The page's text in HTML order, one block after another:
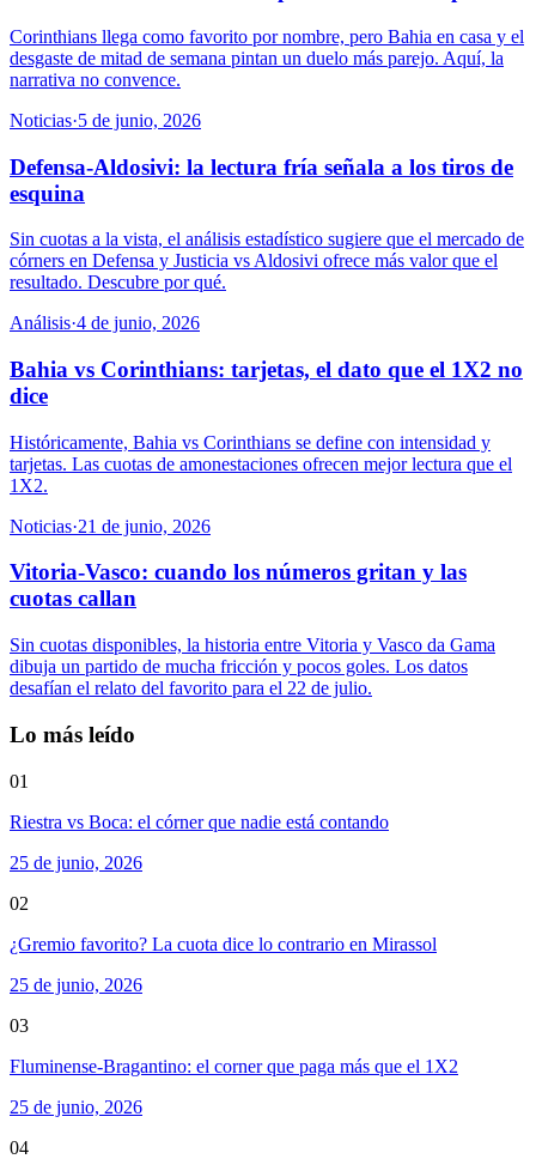
Corinthians llega como favorito por nombre, pero Bahia en casa y el
desgaste de mitad de semana pintan un duelo más parejo. Aquí, la
narrativa no convence.
Noticias·5 de junio, 2026
Defensa-Aldosivi: la lectura fría señala a los tiros de
esquina
Sin cuotas a la vista, el análisis estadístico sugiere que el mercado de
córners en Defensa y Justicia vs Aldosivi ofrece más valor que el
resultado. Descubre por qué.
Análisis·4 de junio, 2026
Bahia vs Corinthians: tarjetas, el dato que el 1X2 no
dice
Históricamente, Bahia vs Corinthians se define con intensidad y
tarjetas. Las cuotas de amonestaciones ofrecen mejor lectura que el
1X2.
Noticias·21 de junio, 2026
Vitoria-Vasco: cuando los números gritan y las
cuotas callan
Sin cuotas disponibles, la historia entre Vitoria y Vasco da Gama
dibuja un partido de mucha fricción y pocos goles. Los datos
desafían el relato del favorito para el 22 de julio.
Lo más leído
01
Riestra vs Boca: el córner que nadie está contando
25 de junio, 2026
02
¿Gremio favorito? La cuota dice lo contrario en Mirassol
25 de junio, 2026
03
Fluminense-Bragantino: el corner que paga más que el 1X2
25 de junio, 2026
04